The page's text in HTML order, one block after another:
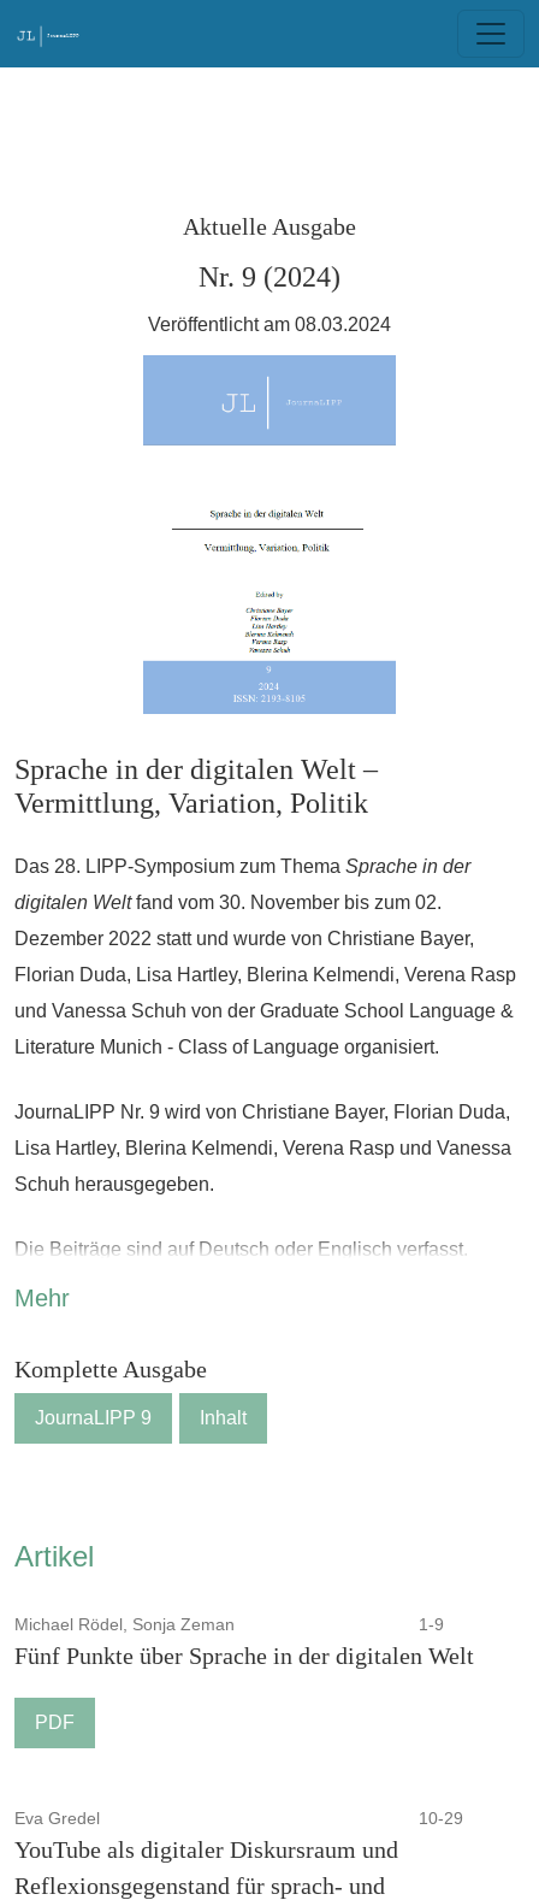
Aktuelle Ausgabe
Nr. 9 (2024)
Veröffentlicht am 08.03.2024
Sprache in der digitalen Welt –
Vermittlung, Variation, Politik
Das 28. LIPP-Symposium zum Thema Sprache in der
digitalen Weltfand vom 30. November bis zum 02.
Dezember 2022 statt und wurde von Christiane Bayer,
Florian Duda, Lisa Hartley, Blerina Kelmendi, Verena Rasp
und Vanessa Schuh von der Graduate School Language &
Literature Munich - Class of Language organisiert.
JournaLIPP Nr. 9 wird von Christiane Bayer, Florian Duda,
Lisa Hartley, Blerina Kelmendi, Verena Rasp und Vanessa
Schuh herausgegeben.
Die Beiträge sind auf Deutsch oder Englisch verfasst.
Mehr
Komplette Ausgabe
JournaLIPP 9 Inhalt
Artikel
Michael Rödel, Sonja Zeman 1-9
Fünf Punkte über Sprache in der digitalen Welt
PDF
Eva Gredel 10-29
YouTube als digitaler Diskursraum und
Reflexionsgegenstand für sprach- und